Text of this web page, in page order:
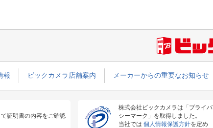
報 ビックカメラ店舗案内 メーカーからの重要なお知らせ
証明書の内容をご確認
株式会社ビックカメラは「プライバ
シーマーク」を取得しました。
当社では 個人情報保護方針を定め